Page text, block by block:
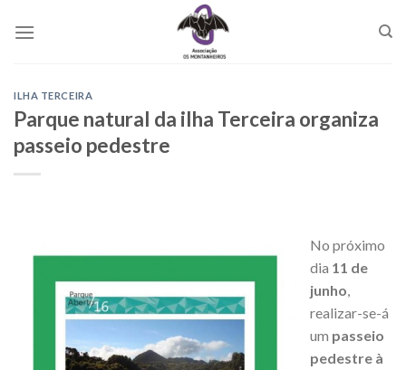
ILHA TERCEIRA
Parque natural da ilha Terceira organiza
passeio pedestre
No próximo
dia 11 de
junho
realizar-se-á
um passeio
pedestre à